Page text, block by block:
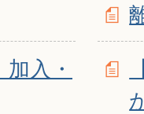
加入・